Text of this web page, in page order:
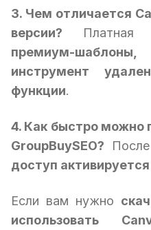
3. Чем отличается
версии?
Платная
премиум-
инструмент
функции.
4. Как быстро можно
GroupBuySEO?
доступ
Если вам нужно
использовать